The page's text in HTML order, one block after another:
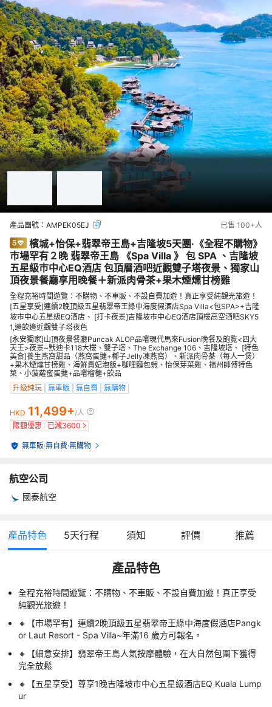
產品團號： AMPEK05EJ 已售 100+人
檳城+怡保+翡翠帝王島+吉隆坡5天團·《全程不購物》
巿場罕有２晚 翡翠帝王島 《Spa Villa 》 包 SPA 、吉隆坡
五星級巿中心EQ酒店 包頂層酒吧近觀雙子塔夜景、獨家山
頂夜景餐廳享用晚餐＋新派肉骨茶+果木煙燻甘榜雞
全程充裕時間遊覽：不購物、不車販、不設自費加遊！真正享受純觀光旅遊！
[五星享受]連續2晚頂級五星翡翠帝王綠中海度假酒店Spa Villa<包SPA>+吉隆
坡市中心五星級EQ酒店、 [打卡夜景]吉隆坡市中心EQ酒店頂樓高空酒吧SKY5
1,邊飲邊近觀雙子塔夜色
[永安獨家]山頂夜景餐廳Puncak ALOP品嚐現代馬來Fusion晚餐及飽覧<四大
天王>夜景~默迪卡118大樓、雙子塔、The Exchange 106、吉隆坡塔、 [特色
美食]養生燕窩甜品（燕窩蛋撻+椰子Jelly凍燕窩）、新派肉骨茶（每人一煲）
+果木煙燻甘榜雞、海鮮貴妃泡飯+咖哩麵包蝦、怡保芽菜雞、福州師傅特色
菜、小菠蘿蜜蛋撻+品嚐榴槤+飲品
升級純玩
無車販 無自費 無購物
HKD 11,499+/人
限額優惠
已減3600
無車販·無自費·無購物
航空公司
國泰航空
產品特色 5天行程 須知 評價 推薦
產品特色
全程充裕時間遊覽：不購物、不車販、不設自費加遊！真正享受
純觀光旅遊！
🔸【市場罕有】連續2晚頂級五星翡翠帝王綠中海度假酒店Pangk
or Laut Resort - Spa Villa~年滿16 歲方可報名。
🔸【細意安排】翡翠帝王島人氣按摩體驗，在大自然包圍下獲得
完全放鬆
🔸【五星享受】尊享1晚吉隆坡市中心五星級酒店EQ Kuala Lump
ur